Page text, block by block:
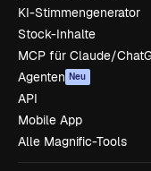
KI-Stimmengenerator
Stock-Inhalte
MCP für Claude/
Agenten Neu
API
Mobile App
Alle Magnific-Tools